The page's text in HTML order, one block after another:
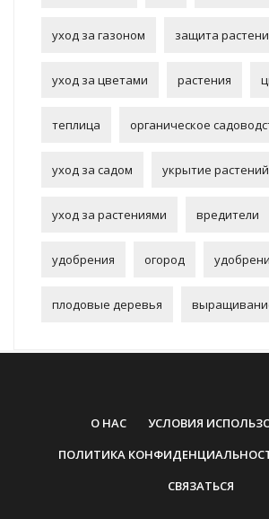
уход за газоном защита
уход за цветами растения
теплица органическое
уход за садом укрытие растений
уход за растениями вредители
удобрения огород
плодовые деревья
О НАС
УСЛОВИЯ
ПОЛИТИКА
СВЯЗАТЬСЯ